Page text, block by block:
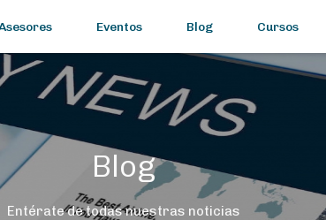
Eventos Blog Cursos
Blog
Entérate de todas nuestras noticias